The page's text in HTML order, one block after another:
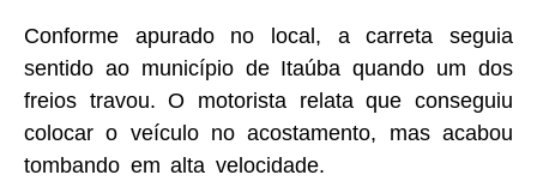
Conforme apurado no local, a carreta seguia
sentido ao município de Itaúba quando um dos
freios travou. O motorista relata que conseguiu
colocar o veículo no acostamento, mas acabou
tombando em alta velocidade.